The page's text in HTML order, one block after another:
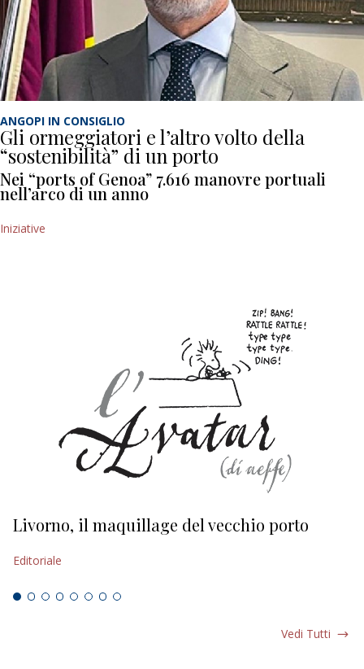
ANGOPI IN CONSIGLIO
Gli ormeggiatori e l’altro volto della
“sostenibilità” di un porto
Nei “ports of Genoa” 7.616 manovre portuali
nell’arco di un anno
Iniziative
Livorno, il maquillage del vecchio porto
Editoriale
Vedi Tutti